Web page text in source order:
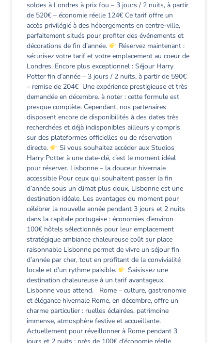
soldes à Londres à prix fou – 3 jours / 2 nuits, à partir
de 520€ – économie réelle 124€ Ce tarif offre un
accès privilégié à des hébergements en centre-ville,
parfaitement situés pour profiter des événements et
décorations de fin d’année.
Réservez maintenant :
sécurisez votre tarif et votre emplacement au coeur de
Londres. Encore plus exceptionnel : Séjour Harry
Potter fin d’année – 3 jours / 2 nuits, à partir de 590€
– remise de 204€ Une expérience prestigieuse et très
demandée en décembre. à noter : cette formule est
presque complète. Cependant, nos partenaires
disposent encore de disponibilités à des dates très
recherchées et déjà indisponibles ailleurs y compris
sur des plateformes officielles ou de réservation
directe.
Si vous souhaitez accéder aux Studios
Harry Potter à une date-clé, c’est le moment idéal
pour réserver. Lisbonne – la douceur hivernale
accessible Pour ceux qui souhaitent passer la fin
d’année sous un climat plus doux, Lisbonne est une
destination idéale. Les avantages du moment pour
célébrer la nouvelle année pendant 3 jours et 2 nuits
dans la capitale portugaise : économies d’environ
100€ hôtels sélectionnés pour leur emplacement
stratégique ambiance chaleureuse coût sur place
raisonnable Lisbonne permet de vivre un séjour fin
d’année par cher, tout en profitant de la convivialité
locale et d’un rythme paisible.
Saisissez une
destination chaleureuse à un tarif avantageux.
Lisbonne vous attend. Rome – culture, gastronomie
et élégance hivernale Rome, en décembre, offre un
charme particulier : ruelles éclairées, patrimoine
immense, atmosphère festive et accueillante.
Actuellement pour réveillonner à Rome pendant 3